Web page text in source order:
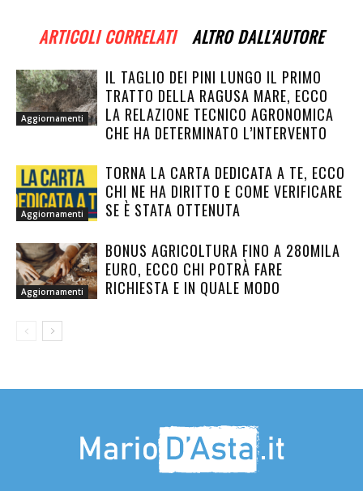
ARTICOLI CORRELATI ALTRO DALL'AUTORE
Aggiornamenti
IL TAGLIO DEI PINI LUNGO IL PRIMO
TRATTO DELLA RAGUSA MARE, ECCO
LA RELAZIONE TECNICO AGRONOMICA
CHE HA DETERMINATO L’INTERVENTO
Aggiornamenti
TORNA LA CARTA DEDICATA A TE, ECCO
CHI NE HA DIRITTO E COME VERIFICARE
SE È STATA OTTENUTA
Aggiornamenti
BONUS AGRICOLTURA FINO A 280MILA
EURO, ECCO CHI POTRÀ FARE
RICHIESTA E IN QUALE MODO